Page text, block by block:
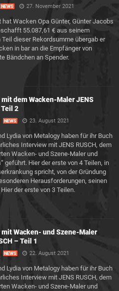
NEWS 27. November 2021
Wacken Opa Günter, Günter Jacobs
55.087,61 € aus seinem
dieser Rekordsumme übergab er
in bar an die Empfänger von
Bändchen an Spender.
dem Wacken-Maler JENS
Teil 2
NEWS 23. August 2021
Lydia von Metalogy haben für ihr Buch
Interview mit JENS RUSCH, dem
Wacken- und Szene-Maler und
geführt. Hier der erste von 4 Teilen, in
spricht, von der Gründung
Herausforderungen, seinen
der erste von 3 Teilen.
Wacken- und Szene-Maler
– Teil 1
NEWS 22. August 2021
Lydia von Metalogy haben für ihr Buch
Interview mit JENS RUSCH, dem
Wacken- und Szene-Maler und